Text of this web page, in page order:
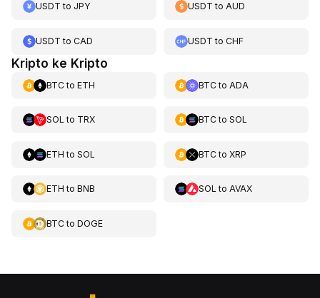
USDT to JPY USDT toAUD
USDT to CAD USDT toCHF
Kripto ke Kripto
BTCto ETH BTCto ADA
SOL to TRX BTCto SOL
ETH to SOL BTCto XRP
ETH to BNB SOL to AVAX
BTCto DOGE